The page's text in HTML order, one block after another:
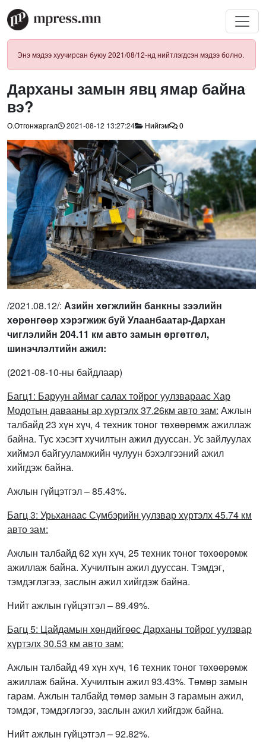
Энэ мэдээ хуучирсан буюу 2021/08/12-нд нийтлэгдсэн мэдээ болно.
Дарханы замын явц ямар байна
вэ?
О.Отгонжаргал 2021-08-12 13:27:24 Нийгэм 0
/2021.08.12/: Азийн хөгжлийн банкны зээлийн
хөрөнгөөр хэрэгжиж буй Улаанбаатар-Дархан
чиглэлийн 204.11 км авто замын өргөтгөл,
шинэчлэлтийн ажил:
(2021-08-10-ны байдлаар)
Багц1: Баруун аймаг салах тойрог уулзвараас Хар
Модотын давааны ар хүртэлх 37.26км авто зам: Ажлын
талбайд 23 хүн хүч, 4 техник тоног төхөөрөмж ажиллаж
байна. Тус хэсэгт хучилтын ажил дууссан. Ус зайлуулах
хиймэл байгууламжийн чулуун бэхэлгээний ажил
хийгдэж байна.
Ажлын гүйцэтгэл – 85.43%.
Багц 3: Урьханаас Сүмбэрийн уулзвар хүртэлх 45.74 км
авто зам:
Ажлын талбайд 62 хүн хүч, 25 техник тоног төхөөрөмж
ажиллаж байна. Хучилтын ажил дууссан. Тэмдэг,
тэмдэглэгээ, заслын ажил хийгдэж байна.
Нийт ажлын гүйцэтгэл – 89.49%.
Багц 5: Цайдамын хөндийгөөс Дарханы тойрог уулзвар
хүртэлх 30.53 км авто зам:
Ажлын талбайд 49 хүн хүч, 16 техник тоног төхөөрөмж
ажиллаж байна. Хучилтын ажил 93.43%. Төмөр замын
гарам. Ажлын талбайд төмөр замын 3 гарамын ажил,
тэмдэг, тэмдэглэгээ, заслын ажил хийгдэж байна.
Нийт ажлын гүйцэтгэл – 92.82%.